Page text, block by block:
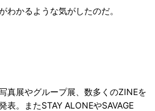
わかるような気がしたのだ。
真展やグループ展、数多くのZINEを
表。またSTAY ALONEやSAVAGE